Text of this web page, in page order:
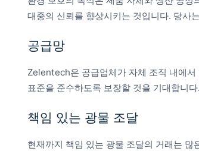
대중의 신뢰를 향상시키는 것입니다. 당사
공급망
Zelentech은 공급업체가 자체 조직 내에
표준을 준수하도록 보장할 것을 기대합니다.
책임 있는 광물 조달
현재까지 책임 있는 광물 조달의 거래는